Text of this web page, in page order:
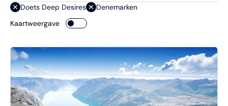
Doets Deep Desires
Denemarken
Kaartweergave